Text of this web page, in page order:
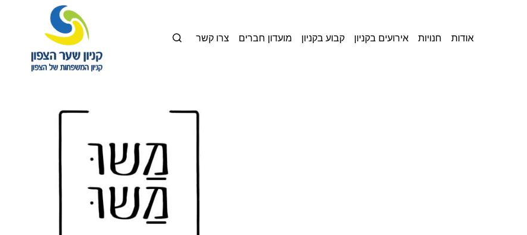
אודות חנויות אירועים בקניון קבוע בקניון מועדון חברים צרו קשר
קניון
המשפחות
של
הצפון